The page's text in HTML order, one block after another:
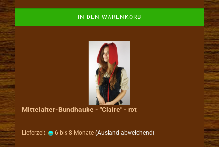
IN DEN WARENKORB
Mittelalter-Bundhaube - "Claire" - rot
Lieferzeit: 6 bis 8 Monate (Ausland abweichend)